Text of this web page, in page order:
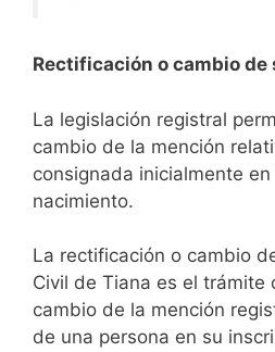
Rectificación o cambio de
La legislación registral
cambio de la mención
consignada inicialmente
nacimiento.
La rectificación o cambio
Civil de Tiana es el trámite
cambio de la mención
de una persona en su